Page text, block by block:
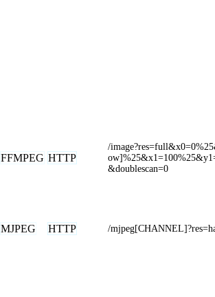
FFMPEG HTTP
/
&doublescan=0
MJPEG HTTP /